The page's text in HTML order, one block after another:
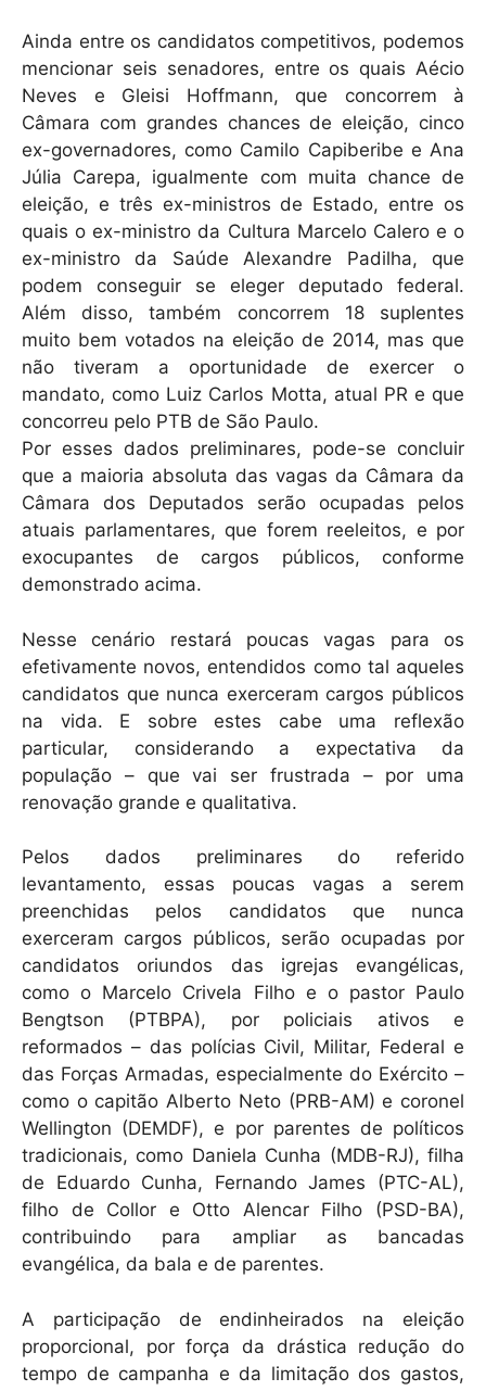
Ainda entre os candidatos competitivos, podemos
mencionar seis senadores, entre os quais Aécio
Neves e Gleisi Hoffmann, que concorrem à
Câmara com grandes chances de eleição, cinco
ex-governadores, como Camilo Capiberibe e Ana
Júlia Carepa, igualmente com muita chance de
eleição, e três ex-ministros de Estado, entre os
quais o ex-ministro da Cultura Marcelo Calero e o
ex-ministro da Saúde Alexandre Padilha, que
podem conseguir se eleger deputado federal.
Além disso, também concorrem 18 suplentes
muito bem votados na eleição de 2014, mas que
não tiveram a oportunidade de exercer o
mandato, como Luiz Carlos Motta, atual PR e que
concorreu pelo PTB de São Paulo.
Por esses dados preliminares, pode-se concluir
que a maioria absoluta das vagas da Câmara da
Câmara dos Deputados serão ocupadas pelos
atuais parlamentares, que forem reeleitos, e por
exocupantes de cargos públicos, conforme
demonstrado acima.
Nesse cenário restará poucas vagas para os
efetivamente novos, entendidos como tal aqueles
candidatos que nunca exerceram cargos públicos
na vida. E sobre estes cabe uma reflexão
particular, considerando a expectativa da
população – que vai ser frustrada – por uma
renovação grande e qualitativa.
Pelos dados preliminares do referido
levantamento, essas poucas vagas a serem
preenchidas pelos candidatos que nunca
exerceram cargos públicos, serão ocupadas por
candidatos oriundos das igrejas evangélicas,
como o Marcelo Crivela Filho e o pastor Paulo
Bengtson (PTBPA), por policiais ativos e
reformados – das polícias Civil, Militar, Federal e
das Forças Armadas, especialmente do Exército –
como o capitão Alberto Neto (PRB-AM) e coronel
Wellington (DEMDF), e por parentes de políticos
tradicionais, como Daniela Cunha (MDB-RJ), filha
de Eduardo Cunha, Fernando James (PTC-AL),
filho de Collor e Otto Alencar Filho (PSD-BA),
contribuindo para ampliar as bancadas
evangélica, da bala e de parentes.
A participação de endinheirados na eleição
proporcional, por força da drástica redução do
tempo de campanha e da limitação dos gastos,